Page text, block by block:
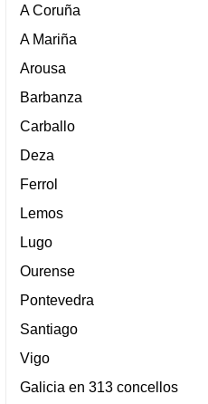
A Coruña
A Mariña
Arousa
Barbanza
Carballo
Deza
Ferrol
Lemos
Lugo
Ourense
Pontevedra
Santiago
Vigo
Galicia en 313 concellos